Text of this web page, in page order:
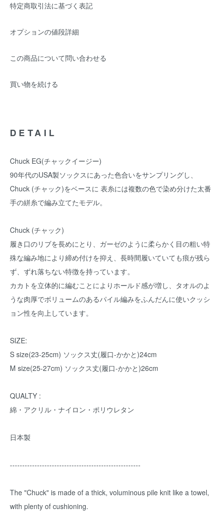
特定商取引法に基づく表記
オプションの値段詳細
この商品について問い合わせる
買い物を続ける
DETAIL
Chuck EG(チャックイージー)
90年代のUSA製ソックスにあった色合いをサンプリングし、
Chuck (チャック)をベースに 表糸には複数の色で染め分けた太番
手の絣糸で編み立てたモデル。
Chuck (チャック)
履き口のリブを長めにとり、ガーゼのように柔らかく目の粗い特
殊な編み地により締め付けを抑え、長時間履いていても痕が残ら
ず、ずれ落ちない特徴を持っています。
カカトを立体的に編むことによりホールド感が増し、タオルのよ
うな肉厚でボリュームのあるパイル編みをふんだんに使いクッシ
ョン性を向上しています。
SIZE:
S size(23-25cm) ソックス丈(履口-かかと)24cm
M size(25-27cm) ソックス丈(履口-かかと)26cm
QUALTY :
綿・アクリル・ナイロン・ポリウレタン
日本製
-----------------------------------------------------
The "Chuck" is made of a thick, voluminous pile knit like a towel,
with plenty of cushioning.